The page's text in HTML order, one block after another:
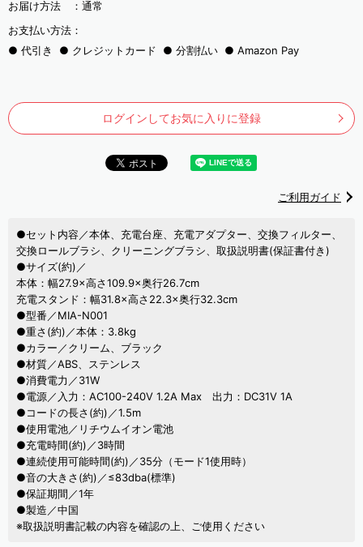
お届け方法 ： 通常
お支払い方法：
代引き
クレジットカード 分割払い Amazon Pay
ログインしてお気に入りに登録
ご利用ガイド
●セット内容／本体、充電台座、充電アダプター、交換フィルター、
交換ロールブラシ、クリーニングブラシ、取扱説明書(保証書付き)
●サイズ(約)／
本体：幅27.9×高さ109.9×奥行26.7cm
充電スタンド：幅31.8×高さ22.3×奥行32.3cm
●型番／MIA-N001
●重さ(約)／本体：3.8kg
●カラー／クリーム、ブラック
●材質／ABS、ステンレス
●消費電力／31W
●電源／入力：AC100-240V 1.2A Max 出力：DC31V 1A
●コードの長さ(約)／1.5m
●使用電池／リチウムイオン電池
●充電時間(約)／3時間
●連続使用可能時間(約)／35分（モード1使用時）
●音の大きさ(約)／≤83dba(標準)
●保証期間／1年
●製造／中国
※取扱説明書記載の内容を確認の上、ご使用ください